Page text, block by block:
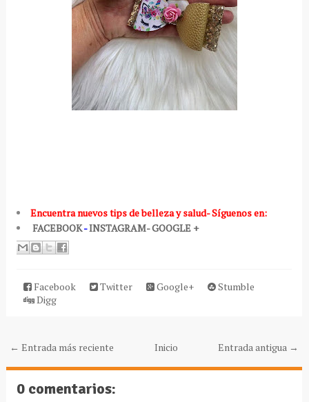
Encuentra nuevos tips de belleza y salud- Síguenos en:
FACEBOOK-INSTAGRAM-GOOGLE +
Facebook Twitter Google+
Stumble
Digg
← Entrada más reciente Entrada antigua →
Inicio
0 comentarios: